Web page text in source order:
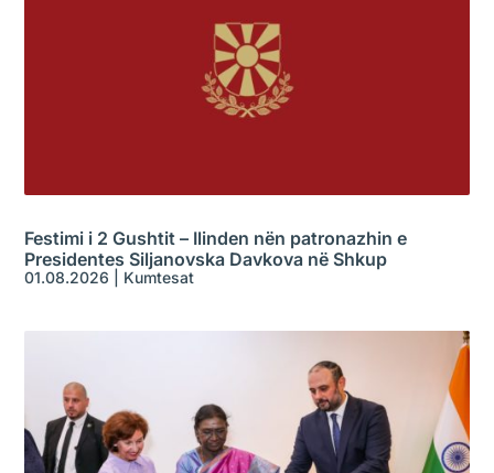
Festimi i 2 Gushtit – Ilinden nën patronazhin e
Presidentes Siljanovska Davkova në Shkup
01.08.2026 Kumtesat